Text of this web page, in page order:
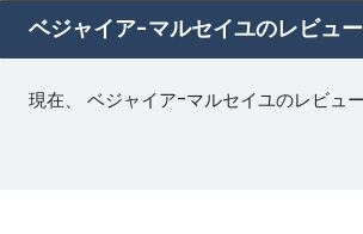
ベジャイア-マルセイユのレビュー
現在、 ベジャイア-マルセイユのレビュ